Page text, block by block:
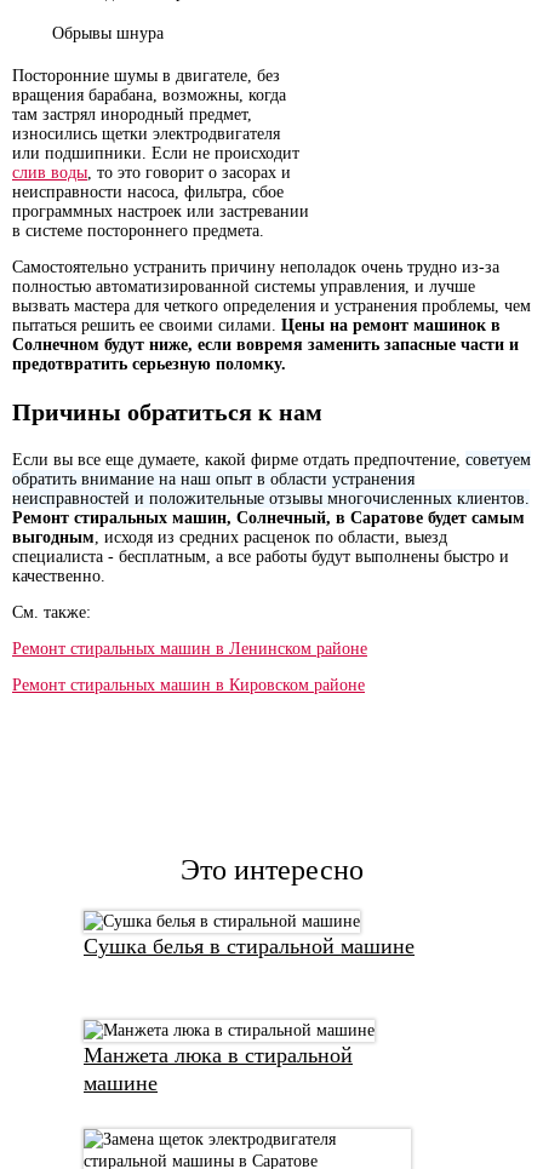
Обрывы шнура
Посторонние шумы в двигателе, без
вращения барабана, возможны, когда
там застрял инородный предмет,
износились щетки электродвигателя
или подшипники. Если не происходит
слив воды, то это говорит о засорах и
неисправности насоса, фильтра, сбое
программных настроек или застревании
в системе постороннего предмета.
Самостоятельно устранить причину неполадок очень трудно из-за
полностью автоматизированной системы управления, и лучше
вызвать мастера для четкого определения и устранения проблемы, чем
пытаться решить ее своими силами. Цены на ремонт машинок в
Солнечном будут ниже, если вовремя заменить запасные части и
предотвратить серьезную поломку.
Причины обратиться к нам
Если вы все еще думаете, какой фирме отдать предпочтение, советуем
обратить внимание на наш опыт в области устранения
неисправностей и положительные отзывы многочисленных клиентов.
Ремонт стиральных машин, Солнечный, в Саратове будет самым
выгодным, исходя из средних расценок по области, выезд
специалиста - бесплатным, а все работы будут выполнены быстро и
качественно.
См. также:
Ремонт стиральных машин в Ленинском районе
Ремонт стиральных машин в Кировском районе
Это интересно
Сушка белья в стиральной машине
Манжета люка в стиральной
машине